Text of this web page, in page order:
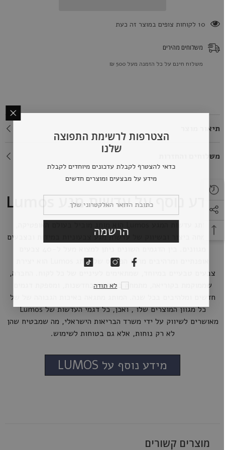
10 לקוחות צופים במוצר זה כעת
משלוחים מהירים
משלוח חינם על כל הזמנה מעל 500 ₪
תיאור מוצר
משלוחים והחזרות
מידע נוסף על עדשות מגע Lumos
המתמחה ביצור ובשיווק של עדשות מגע צבעוניות במידות ובצבעים
צבעים טבעיים במיוחד, שמתאימים לעיניים של כל לקוח. החברה,
שממוקמת בקוריאה, מתמחה בחידוש ובחדשנות, ומספקת דגמים
חדשים ומלהיבים בכל שנה. המותג מתגאה באיכות הגבוהה של של
כל מגוון המוצרים שלו , ואכן, כל דגמי העדשות של Lumos
מאושרים לשיווק על ידי משרד הבריאות הישראלי, מה שמבטיח שהן
לא רק נוחות, אלא גם בטוחות לשימוש.
מידע נוסף על LUMOS
מוצרים קשורים
הצטרפות לרשימת התפוצה
שלנו
כדאי להצטרף לקבלת עדכונים מיוחדים לקבלת
מידע על מבצעים ומוצרים חדשים
הרשמה
לא תודה